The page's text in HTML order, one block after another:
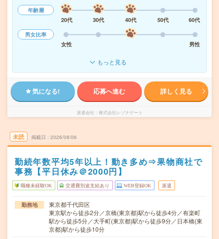
年齢層
20代
30代 40代 50代
60代
男女比率
女性
男性
もっと見る
気になる! 応募へ進む 詳しく見る
派遣会社 株式会社レゾナゲート
未読 掲載日 2026/08/06
勤続年数平均5年以上！動き多め⇒果物商社で
事務【平日休み＠2000円】
職種未経験OK 交通費別途支給あり WEB登録OK 派遣
勤務地
東京都千代田区
東京駅から徒歩2分／京橋(東京都)駅から徒歩4分／有楽町
駅から徒歩5分／大手町(東京都)駅から徒歩9分／日本橋(東
京都)駅から徒歩10分